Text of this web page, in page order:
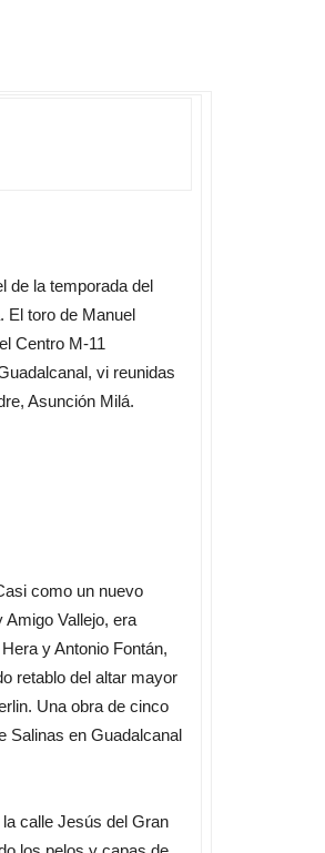
de la temporada del
El toro de Manuel
Centro M-11
vi reunidas
Asunción Milá.
como un nuevo
Vallejo, era
y Antonio Fontán,
retablo del altar mayor
Una obra de cinco
Salinas en Guadalcanal
calle Jesús del Gran